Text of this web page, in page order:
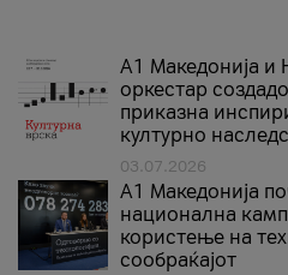
А1 Македонија и
оркестар
приказна
културно
03.07.2026
A1 Македонија
национална
користење на
сообраќајот